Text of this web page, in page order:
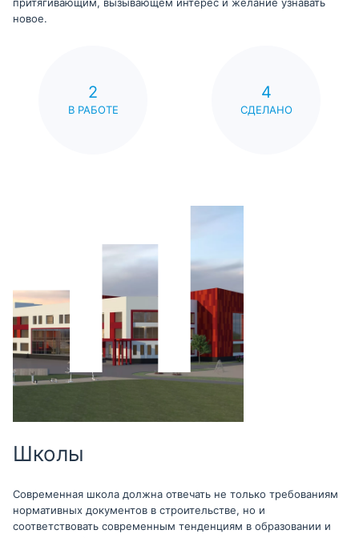
притягивающим, вызывающем интерес и желание узнавать
новое.
2
В РАБОТЕ
4
СДЕЛАНО
Школы
Современная школа должна отвечать не только требованиям
нормативных документов в строительстве, но и
соответствовать современным тенденциям в образовании и